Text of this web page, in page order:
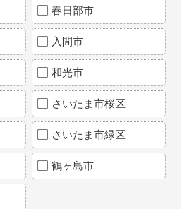
春日部市
入間市
和光市
さいたま市桜区
さいたま市緑区
鶴ヶ島市